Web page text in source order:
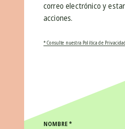
correo electrónico y
acciones.
* Consulte nuestra Política de
NOMBRE*